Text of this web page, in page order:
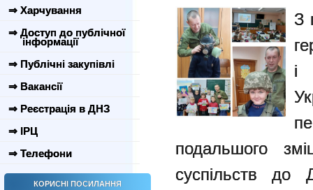
⇒ Харчування
⇒ Доступ до публічної
інформації
⇒ Публічні закупівлі
⇒ Вакансії
⇒ Реєстрація в ДНЗ
⇒ ІРЦ
⇒ Телефони
КОРИСНІ ПОСИЛАННЯ
З
і
подальшого
суспільств до